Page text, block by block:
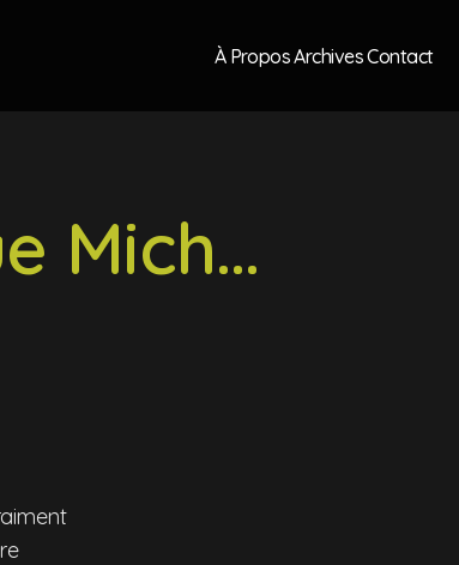
À ProposArchivesContact
Mich...